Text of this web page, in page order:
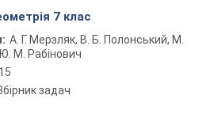
7 клас
А. Г. Мерзляк, В. Б. Полонський, М.
Ю. М. Рабінович
задач